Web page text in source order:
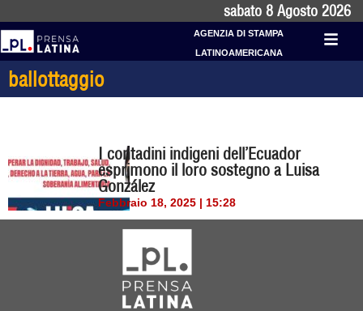
sabato 8 Agosto 2026
AGENZIA DI STAMPA
LATINOAMERICANA
ballottaggio
I contadini indigeni dell’Ecuador
esprimono il loro sostegno a Luisa
González
Febbraio 18, 2025 | 15:28